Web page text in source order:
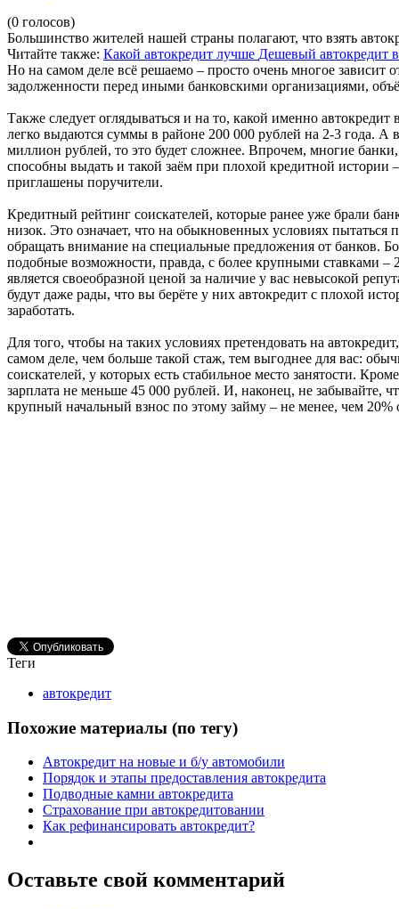
(0 голосов)
Большинство жителей нашей страны полагают, что взять
Читайте также: Какой автокредит лучше Дешевый автокредит
Но на самом деле всё решаемо – просто очень многое зависит
задолженности перед иными банковскими организациями,
Также следует оглядываться и на то, какой именно
легко выдаются суммы в районе 200 000 рублей на 2-3 года. А
миллион рублей, то это будет сложнее. Впрочем, многие
способны выдать и такой заём при плохой кредитной истории
приглашены поручители.
Кредитный рейтинг соискателей, которые ранее уже брали
низок. Это означает, что на обыкновенных условиях пытаться
обращать внимание на специальные предложения от банков.
подобные возможности, правда, с более крупными ставками
является своеобразной ценой за наличие у вас невысокой
будут даже рады, что вы берёте у них автокредит с плохой
заработать.
Для того, чтобы на таких условиях претендовать на
самом деле, чем больше такой стаж, тем выгоднее для вас:
соискателей, у которых есть стабильное место занятости.
зарплата не меньше 45 000 рублей. И, наконец, не забывайте,
крупный начальный взнос по этому займу – не менее, чем
Теги
автокредит
Похожие материалы (по тегу)
Автокредит на новые и б/у автомобили
Порядок и этапы предоставления автокредита
Подводные камни автокредита
Страхование при автокредитовании
Как рефинансировать автокредит?
Оставьте свой комментарий